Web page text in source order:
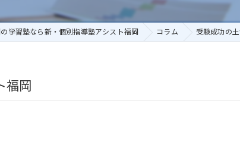
学習塾なら新・個別指導塾アシスト福岡 コラム 受験成功の
福岡